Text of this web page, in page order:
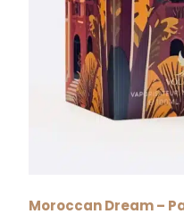
RUPTURE
Moroccan Dream –